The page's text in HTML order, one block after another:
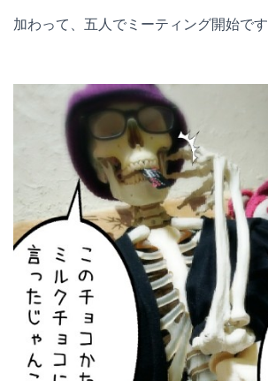
加わって、五人でミーティング開始です